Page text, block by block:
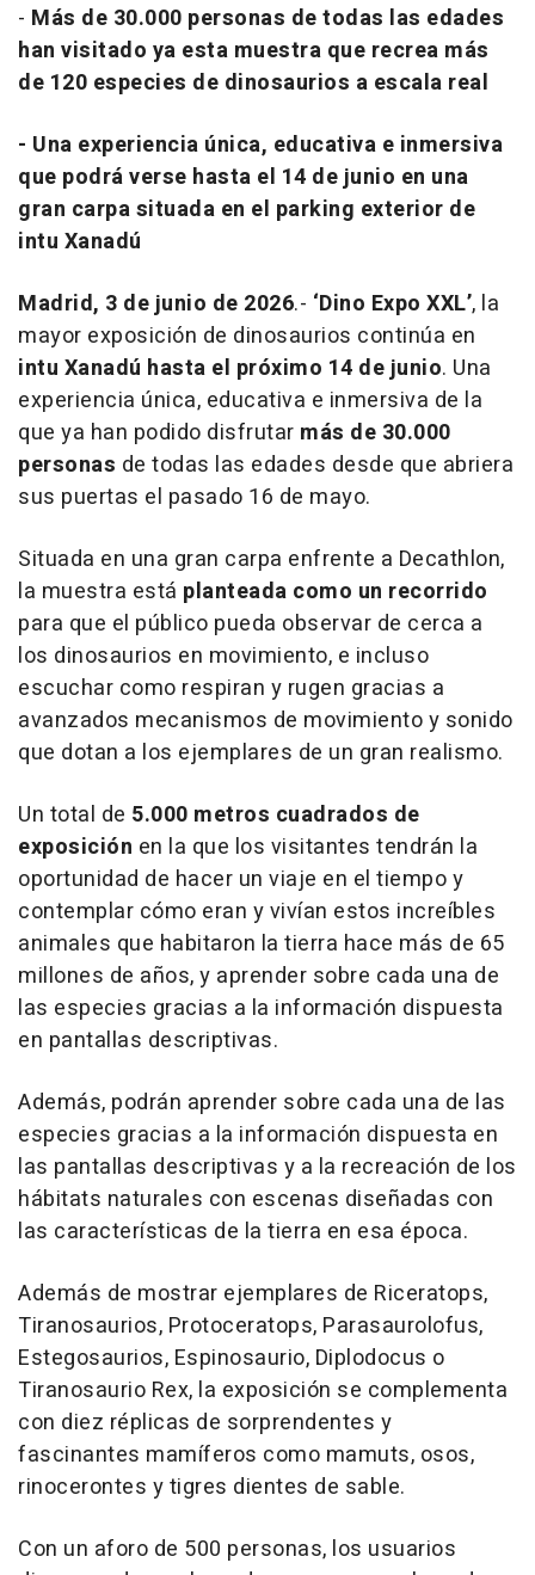
- Más de 30.000 personas de todas las edades
han visitado ya esta muestra que recrea más
de 120 especies de dinosaurios a escala real
- Una experiencia única, educativa e inmersiva
que podrá verse hasta el 14 de junio en una
gran carpa situada en el parking exterior de
intu Xanadú
Madrid, 3 de junio de 2026.- ‘Dino Expo XXL’, la
mayor exposición de dinosaurios continúa en
intu Xanadú hasta el próximo 14 de junio. Una
experiencia única, educativa e inmersiva de la
que ya han podido disfrutar más de 30.000
personas de todas las edades desde que abriera
sus puertas el pasado 16 de mayo.
Situada en una gran carpa enfrente a Decathlon,
la muestra está planteada como un recorrido
para que el público pueda observar de cerca a
los dinosaurios en movimiento, e incluso
escuchar como respiran y rugen gracias a
avanzados mecanismos de movimiento y sonido
que dotan a los ejemplares de un gran realismo.
Un total de 5.000 metros cuadrados de
exposición en la que los visitantes tendrán la
oportunidad de hacer un viaje en el tiempo y
contemplar cómo eran y vivían estos increíbles
animales que habitaron la tierra hace más de 65
millones de años, y aprender sobre cada una de
las especies gracias a la información dispuesta
en pantallas descriptivas.
Además, podrán aprender sobre cada una de las
especies gracias a la información dispuesta en
las pantallas descriptivas y a la recreación de los
hábitats naturales con escenas diseñadas con
las características de la tierra en esa época.
Además de mostrar ejemplares de Riceratops,
Tiranosaurios, Protoceratops, Parasaurolofus,
Estegosaurios, Espinosaurio, Diplodocus o
Tiranosaurio Rex, la exposición se complementa
con diez réplicas de sorprendentes y
fascinantes mamíferos como mamuts, osos,
rinocerontes y tigres dientes de sable.
Con un aforo de 500 personas, los usuarios